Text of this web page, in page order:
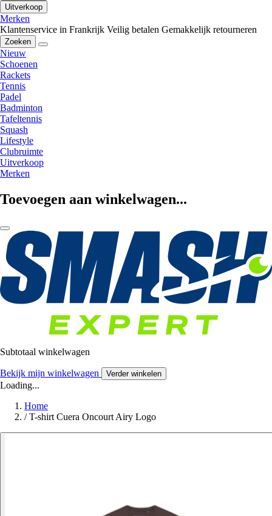
Uitverkoop
Merken
Klantenservice in Frankrijk Veilig betalen Gemakkelijk retourneren
Zoeken
Nieuw
Schoenen
Rackets
Tennis
Padel
Badminton
Tafeltennis
Squash
Lifestyle
Clubruimte
Uitverkoop
Merken
Toevoegen aan winkelwagen...
Subtotaal winkelwagen
Bekijk mijn winkelwagen Verder winkelen
Loading...
Home
/ T-shirt Cuera Oncourt Airy Logo